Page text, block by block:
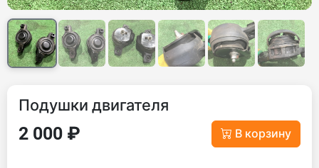
Подушки двигателя
2 000 ₽ В корзину